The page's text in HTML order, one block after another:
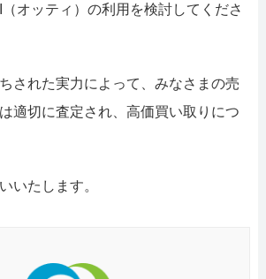
オッティ）の利用を検討してくださ
された実力によって、みなさまの売
適切に査定され、高価買い取りにつ
いたします。